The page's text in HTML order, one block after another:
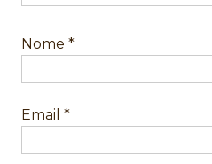
Nome *
Email *